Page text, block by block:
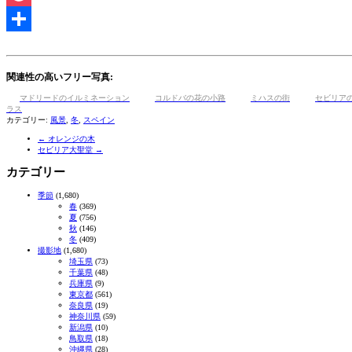
Pocket
関連性の高いフリー写真:
マドリードのイルミネーション コルドバの花の小路 ミハスの街
セビリア
ラス
カテゴリー: 風景 冬 スペイン
← オレンジの木
セビリア大聖堂 →
カテゴリー
季節 (1,680)
春 (369)
夏 (756)
秋 (146)
冬 (409)
撮影地 (1,680)
埼玉県 (73)
千葉県 (48)
兵庫県 (9)
東京都 (561)
奈良県 (19)
神奈川県 (59)
新潟県 (10)
鳥取県 (18)
沖縄県 (28)